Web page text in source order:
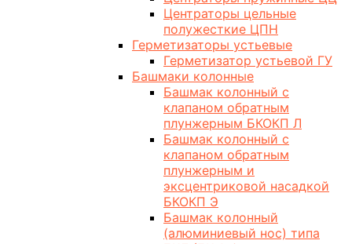
Центраторы цельные
полужесткие ЦПН
Герметизаторы устьевые
Герметизатор устьевой ГУ
Башмаки колонные
Башмак колонный с
клапаном обратным
плунжерным БКОКП Л
Башмак колонный с
клапаном обратным
плунжерным и
эксцентриковой насадкой
БКОКП Э
Башмак колонный
(алюминиевый нос) типа